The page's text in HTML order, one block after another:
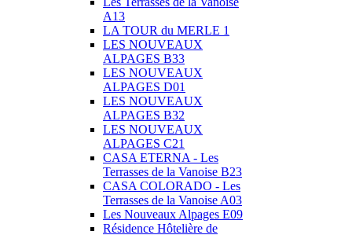
A13
LA TOUR du MERLE 1
LES NOUVEAUX
ALPAGES B33
LES NOUVEAUX
ALPAGES D01
LES NOUVEAUX
ALPAGES B32
LES NOUVEAUX
ALPAGES C21
CASA ETERNA - Les
Terrasses de la Vanoise B23
CASA COLORADO - Les
Terrasses de la Vanoise A03
Les Nouveaux Alpages E09
Résidence Hôtelière de